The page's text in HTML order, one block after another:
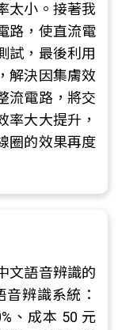
太小。接著我
路，使直流電
試，最後利用
解決因集膚效
流電路，將交
率大大提升，
圈的效果再度
文語音辨識的
辨識系統：
、成本 50 元